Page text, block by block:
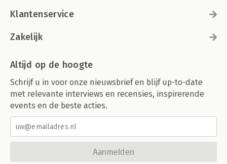
Klantenservice
Zakelijk
Altijd op de hoogte
Schrijf u in voor onze nieuwsbrief en blijf up-to-date
met relevante interviews en recensies, inspirerende
events en de beste acties.
Aanmelden